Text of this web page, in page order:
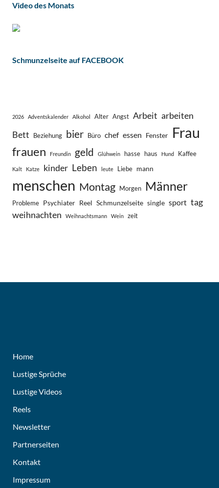
Video des Monats
Schmunzelseite auf FACEBOOK
2026 Adventskalender Alkohol Alter Angst Arbeit arbeiten
Bett
Beziehung bier Büro chef essen Fenster Frau
frauen Freundin geld Glühwein hasse haus Hund Kaffee
Kalt Katze kinder Leben leute Liebe mann
menschen Montag Morgen Männer
Probleme Psychiater Reel Schmunzelseite single sport tag
weihnachten
Weihnachtsmann Wein zeit
Home
Lustige Sprüche
Lustige Videos
Reels
Newsletter
Partnerseiten
Kontakt
Impressum